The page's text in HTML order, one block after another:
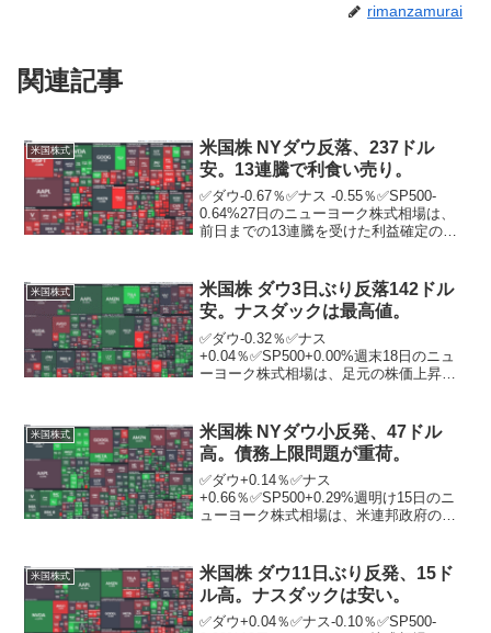
rimanzamurai
関連記事
米国株式
米国株 NYダウ反落、237ドル
安。13連騰で利食い売り。
✅ダウ-0.67％✅ナス -0.55％✅SP500-
0.64%27日のニューヨーク株式相場は、
前日までの13連騰を受けた利益確定の売
は4四半期連続のプラス成長とな...
米国株式
米国株 ダウ3日ぶり反落142ドル
安。ナスダックは最高値。
✅ダウ-0.32％✅ナス
+0.04％✅SP500+0.00%週末18日のニュ
ーヨーク株式相場は、足元の株価上昇を
ト高の2万0895．66と、5日連続で史上最
高値を...
米国株式
米国株 NYダウ小反発、47ドル
高。債務上限問題が重荷。
✅ダウ+0.14％✅ナス
+0.66％✅SP500+0.29%週明け15日のニ
ューヨーク株式相場は、米連邦政府の債
上げを巡り、16日に野党共和党のマッカ
ーシー下院議長と会...
米国株式
米国株 ダウ11日ぶり反発、15ド
ル高。ナスダックは安い。
✅ダウ+0.04％✅ナス-0.10％✅SP500-